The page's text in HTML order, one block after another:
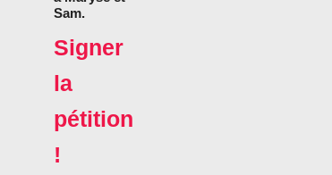
Sam.
Signer
la
pétition
!